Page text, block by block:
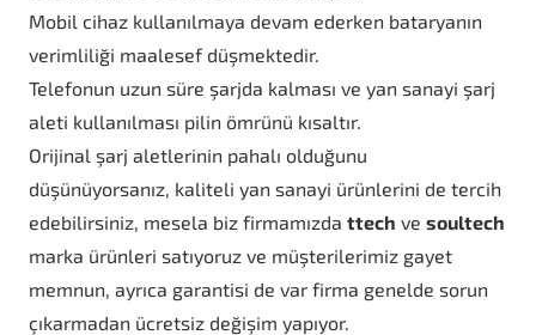
Mobil cihaz kullanılmaya devam ederken bataryanın
verimliliği maalesef düşmektedir.
Telefonun uzun süre şarjda kalması ve yan sanayi şarj
aleti kullanılması pilin ömrünü kısaltır.
Orijinal şarj aletlerinin pahalı olduğunu
düşünüyorsanız, kaliteli yan sanayi ürünlerini de tercih
edebilirsiniz, mesela biz firmamızda ttech ve soultech
marka ürünleri satıyoruz ve müşterilerimiz gayet
memnun, ayrıca garantisi de var firma genelde sorun
çıkarmadan ücretsiz değişim yapıyor.